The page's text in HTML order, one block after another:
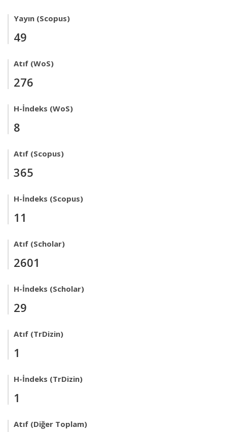
Yayın (Scopus)
49
Atıf (WoS)
276
H-İndeks (WoS)
8
Atıf (Scopus)
365
H-İndeks (Scopus)
11
Atıf (Scholar)
2601
H-İndeks (Scholar)
29
Atıf (TrDizin)
1
H-İndeks (TrDizin)
1
Atıf (Diğer Toplam)